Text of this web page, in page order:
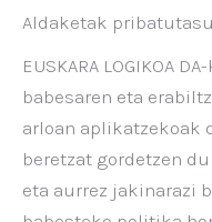
Aldaketak
EUSKARA LOGIKOA
babesaren eta
arloan aplikatzekoak
beretzat gordetzen
eta aurrez jakinarazi